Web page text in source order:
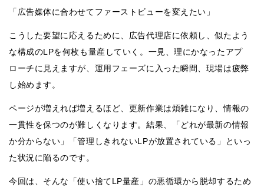
「広告媒体に合わせてファーストビューを変えたい」
こうした要望に応えるために、広告代理店に依頼し、似たよう
な構成のLPを何枚も量産していく。一見、理にかなったアプ
ローチに見えますが、運用フェーズに入った瞬間、現場は疲弊
し始めます。
ページが増えれば増えるほど、更新作業は煩雑になり、情報の
一貫性を保つのが難しくなります。結果、「どれが最新の情報
か分からない」「管理しきれないLPが放置されている」といっ
た状況に陥るのです。
今回は、そんな「使い捨てLP量産」の悪循環から脱却するため